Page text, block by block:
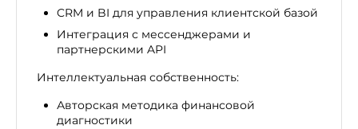
CRM и BI для управления клиентской базой
Интеграция с мессенджерами и
партнерскими API
Интеллектуальная собственность:
Авторская методика финансовой
диагностики